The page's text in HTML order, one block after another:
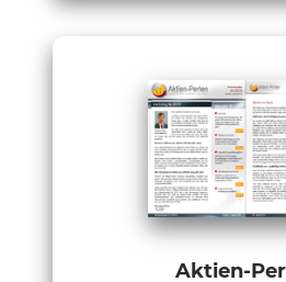
Aktien-